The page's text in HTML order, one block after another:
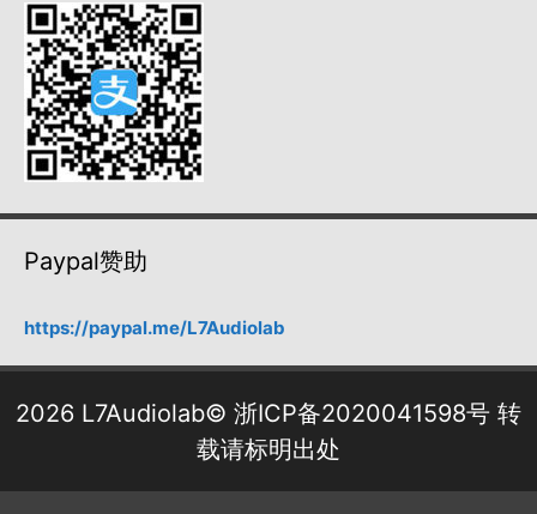
Paypal赞助
https://paypal.me/L7Audiolab
2026 L7Audiolab© 浙ICP备2020041598号 转
载请标明出处